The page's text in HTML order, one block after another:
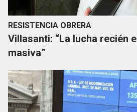
RESISTENCIA OBRERA
Villasanti: “La lucha recién
masiva”